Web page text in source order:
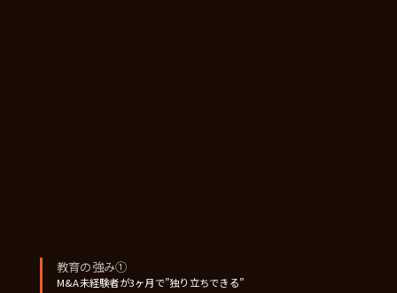
教育の強み①
M&A未経験者が3ヶ月で”独り立ちできる”